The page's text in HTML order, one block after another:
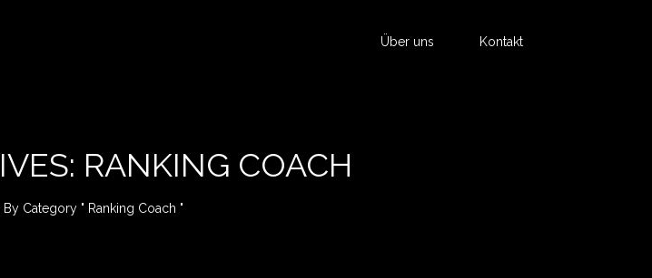
Über uns Kontakt
RANKING COACH
Category " Ranking Coach "